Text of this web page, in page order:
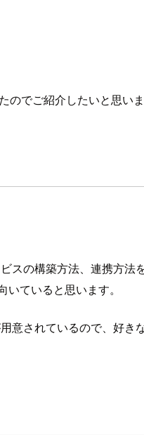
でご紹介したいと思いま
の構築方法、連携方法
ていると思います。
意されているので、好き